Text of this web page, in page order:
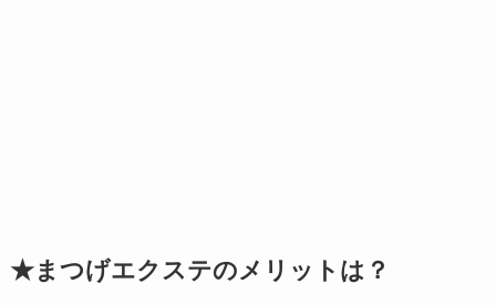
★まつげエクステのメリットは？